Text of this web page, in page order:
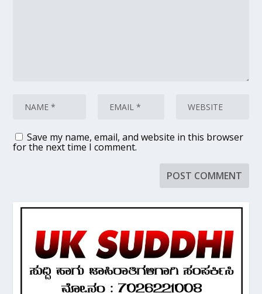
Save my name, email, and website in this browser
for the next time I comment.